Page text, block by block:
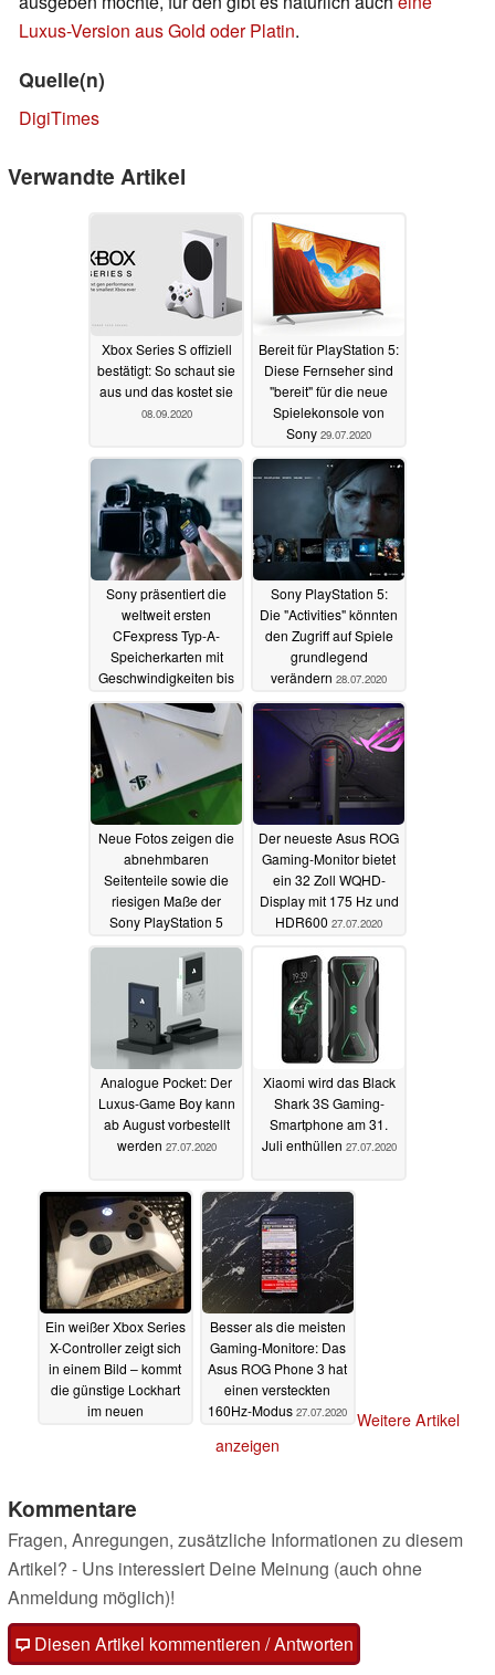
Luxus-Version aus Gold oder Platin.
Quelle(n)
DigiTimes
Verwandte Artikel
Xbox Series S offiziell
bestätigt: So schaut sie
aus und das kostet sie
08.09.2020
Bereit für PlayStation 5:
Diese Fernseher sind
"bereit" für die neue
Spielekonsole von
Sony 29.07.2020
Sony präsentiert die
weltweit ersten
CFexpress Typ-A-
Speicherkarten mit
Geschwindigkeiten bis
800 MB/s28.07.2020
Sony PlayStation 5:
Die "Activities" könnten
den Zugriff auf Spiele
grundlegend
verändern 28.07.2020
Neue Fotos zeigen die
abnehmbaren
Seitenteile sowie die
riesigen Maße der
Sony PlayStation 5
28.07.2020
Der neueste Asus ROG
Gaming-Monitor bietet
ein 32 Zoll WQHD-
Display mit 175 Hz und
HDR600 27.07.2020
Analogue Pocket: Der
Luxus-Game Boy kann
ab August vorbestellt
werden 27.07.2020
Xiaomi wird das Black
Shark 3S Gaming-
Smartphone am 31.
Juli enthüllen 27.07.2020
Ein weißer Xbox Series
X-Controller zeigt sich
in einem Bild – kommt
die günstige Lockhart
im neuen
Besser als die meisten
Gaming-Monitore: Das
Asus ROG Phone 3 hat
einen versteckten
160Hz-Modus 27.07.2020
Weitere Artikel
anzeigen
Kommentare
Fragen, Anregungen, zusätzliche Informationen zu diesem
Artikel? - Uns interessiert Deine Meinung (auch ohne
Anmeldung möglich)!
Diesen Artikel kommentieren / Antworten